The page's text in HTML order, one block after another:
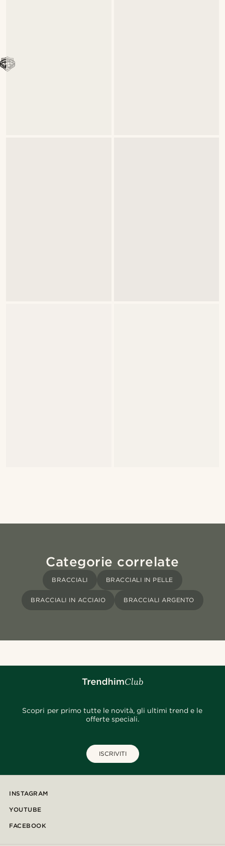
Categorie correlate
BRACCIALI BRACCIALI IN PELLE
BRACCIALI IN ACCIAIO BRACCIALI ARGENTO
Scopri per primo tutte le novità, gli ultimi trend e le
offerte speciali.
ISCRIVITI
INSTAGRAM
YOUTUBE
FACEBOOK